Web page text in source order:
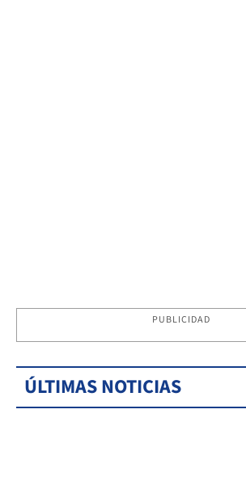
PUBLICIDAD
ÚLTIMAS NOTICIAS